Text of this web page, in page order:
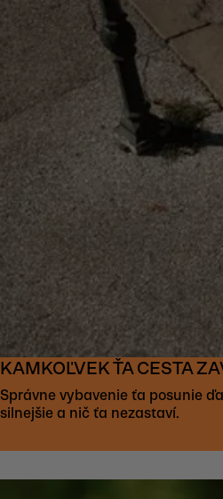
KAMKOĽVEK ŤA CESTA
Správne vybavenie ťa posunie
silnejšie a nič ťa nezastaví.